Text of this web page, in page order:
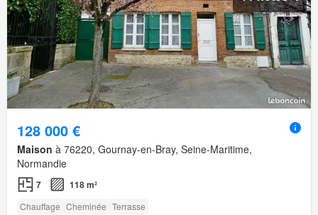
128 000 €
Maison à 76220, Gournay-en-Bray, Seine-Maritime,
Normandie
7 118 m²
Chauffage Cheminée Terrasse